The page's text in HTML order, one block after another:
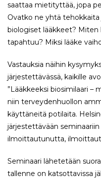
saattaa mietityttää, jopa
Ovatko ne yhtä tehokkaita
biologiset lääkkeet? Miten
tapahtuu? Miksi lääke
Vastauksia näihin
järjestettävässä, kaikille
”Lääkkeeksi biosimilaari –
niin terveydenhuollon
käyttäneitä potilaita.
järjestettävään
ilmoittautunutta,
Seminaari lähetetään
tallenne on katsottavissa